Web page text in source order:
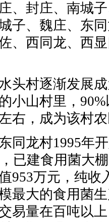
、封庄、南城
子、魏庄、东
、西同龙、西
村逐渐发展成
小山村里，
右，成为该村
龙村1995年开
已建食用菌大
953万元，纯收
最大的食用菌
易量在百吨以